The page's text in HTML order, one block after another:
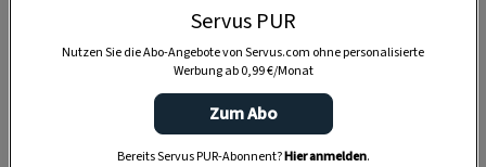
Anzeige
Servus PUR
Nutzen Sie die Abo-Angebote von Servus.com ohne personalisierte
Werbung ab 0,99 €/Monat
Zum Abo
Bereits Servus PUR-Abonnent?Hier anmelden.